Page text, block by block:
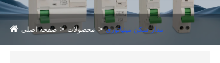
صفحه اصلی محصولات مدار شکن مینیاتوری